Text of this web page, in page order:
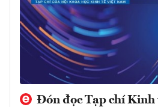
Đón đọc Tạp chí Kinh